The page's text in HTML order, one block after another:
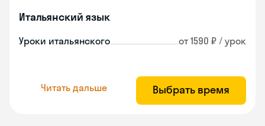
Итальянский язык
Уроки итальянского от 1590 ₽ / урок
Читать дальше Выбрать время